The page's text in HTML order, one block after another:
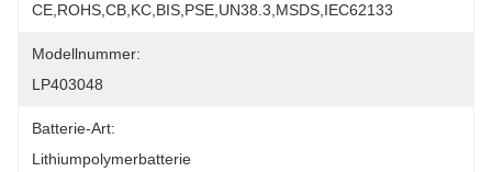
CE,ROHS,CB,KC,BIS,PSE,UN38.3,MSDS,IEC62133
Modellnummer:
LP403048
Batterie-Art:
Lithiumpolymerbatterie